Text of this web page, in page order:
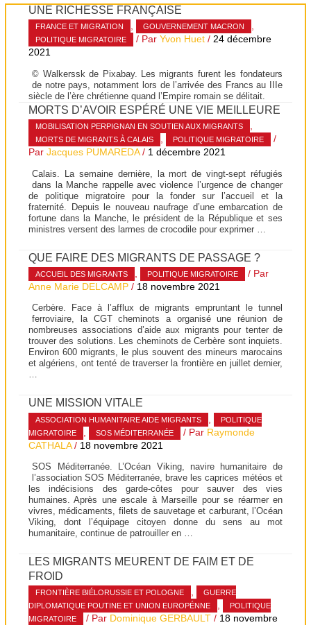
UNE RICHESSE FRANÇAISE
FRANCE ET MIGRATION , GOUVERNEMENT MACRON ,
POLITIQUE MIGRATOIRE / ParYvon Huet /24 décembre
2021
© Walkerssk de Pixabay. Les migrants furent les fondateurs
de notre pays, notamment lors de l’arrivée des Francs au IIIe
siècle de l’ère chrétienne quand l’Empire romain se délitait.
MORTS D’AVOIR ESPÉRÉ UNE VIE MEILLEURE
MOBILISATION PERPIGNAN EN SOUTIEN AUX MIGRANTS ,
MORTS DE MIGRANTS À CALAIS , POLITIQUE MIGRATOIRE
/
ParJacques PUMAREDA / 1 décembre 2021
Calais. La semaine dernière, la mort de vingt-sept réfugiés
dans la Manche rappelle avec violence l’urgence de changer
de politique migratoire pour la fonder sur l’accueil et la
fraternité. Depuis le nouveau naufrage d’une embarcation de
fortune dans la Manche, le président de la République et ses
ministres versent des larmes de crocodile pour exprimer …
QUE FAIRE DES MIGRANTS DE PASSAGE ?
ACCUEIL DES MIGRANTS POLITIQUE MIGRATOIRE
/ Par
Anne Marie DELCAMP / 18 novembre 2021
Cerbère. Face à l’afflux de migrants empruntant le tunnel
ferroviaire, la CGT cheminots a organisé une réunion de
nombreuses associations d’aide aux migrants pour tenter de
trouver des solutions. Les cheminots de Cerbère sont inquiets.
Environ 600 migrants, le plus souvent des mineurs marocains
et algériens, ont tenté de traverser la frontière en juillet dernier,
…
UNE MISSION VITALE
ASSOCIATION HUMANITAIRE AIDE MIGRANTS
POLITIQUE
MIGRATOIRE
SOS MÉDITERRANÉE / Par Raymonde
CATHALA / 18 novembre 2021
SOS Méditerranée. L’Océan Viking, navire humanitaire de
l’association SOS Méditerranée, brave les caprices météos et
les indécisions des garde-côtes pour sauver des vies
humaines. Après une escale à Marseille pour se réarmer en
vivres, médicaments, filets de sauvetage et carburant, l’Océan
Viking, dont l’équipage citoyen donne du sens au mot
humanitaire, continue de patrouiller en …
LES MIGRANTS MEURENT DE FAIM ET DE
FROID
FRONTIÈRE BIÉLORUSSIE ET POLOGNE ,
GUERRE
DIPLOMATIQUE POUTINE ET UNION EUROPÉNNE
,
POLITIQUE
MIGRATOIRE
/ Par Dominique GERBAULT / 18 novembre